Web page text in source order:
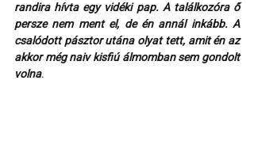
randira hívta egy vidéki pap. A találkozóra ő
persze nem ment el, de én annál inkább. A
csalódott pásztor utána olyat tett, amit én az
akkor még naiv kisfiú álmomban sem gondolt
volna.